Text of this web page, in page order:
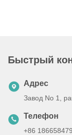
Быстрый
Адрес
Завод No 1,
Телефон
+86